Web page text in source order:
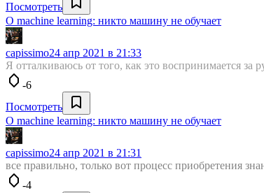
Посмотреть
О machine learning: никто машину не обучает
capissimo24 апр 2021 в 21:33
Я отталкиваюсь от того, как это воспринимается
-6
Посмотреть
О machine learning: никто машину не обучает
capissimo24 апр 2021 в 21:31
все правильно, только вот процесс приобретения
-4